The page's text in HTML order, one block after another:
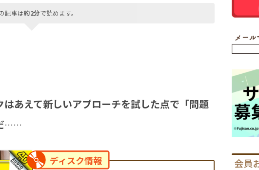
記事は約2分で読めます。
あえて新しいアプローチを試した点で「問題
……
ディスク情報
会員